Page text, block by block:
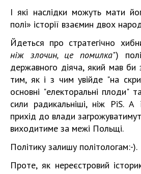
І які наслідки можуть мати
полі» історії взаємин двох
Йдеться про стратегічно
ніж злочин, це помилка")
державного діяча, який мав би
тим, як і з чим увійде "на
основні "електоральні плоди"
сили радикальніші, ніж PiS. А
прихід до влади
виходитиме за межі Польщі.
Політику залишу політологам:-).
Проте, як нереєстровий